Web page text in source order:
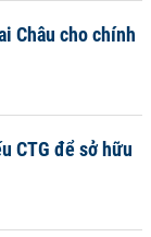
Châu cho chính
CTG để sở hữu